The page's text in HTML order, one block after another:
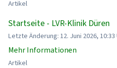
Artikel
Startseite - LVR-Klinik Düren
Letzte Änderung: 12. Juni 2026, 10:33
Mehr Informationen
Artikel